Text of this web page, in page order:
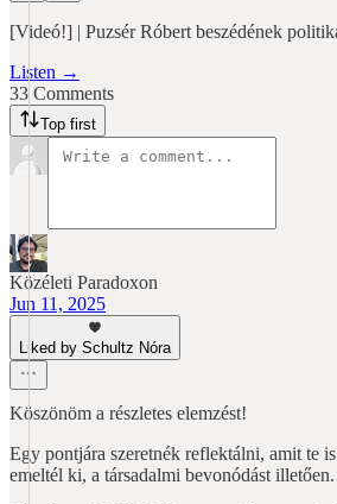
[Videó!] | Puzsér Róbert beszédének
Listen →
33 Comments
Top first
Közéleti Paradoxon
Jun 11, 2025
Liked by Schultz Nóra
Köszönöm a részletes elemzést!
Egy pontjára szeretnék reflektálni, amit te
emeltél ki, a társadalmi bevonódást illetően.